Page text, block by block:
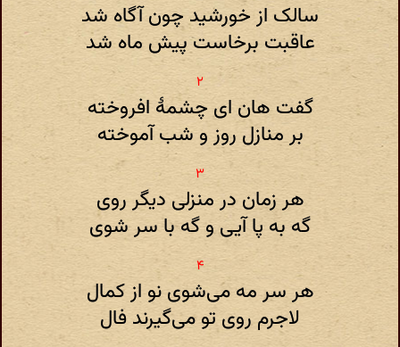
سالک از خورشید چون آگاه شد
عاقبت برخاست پیش ماه شد
گفت هان ای چشمهٔ افروخته
بر منازل روز و شب آموخته
هر زمان در منزلی دیگر روی
گه به پا آیی و گه با سر شوی
هر سر مه می‌شوی نو از کمال
لاجرم روی تو می‌گیرند فال